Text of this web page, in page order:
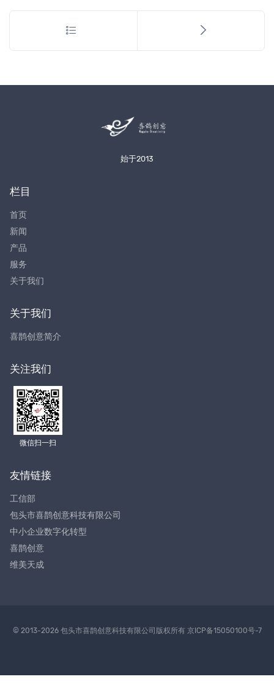
始于2013
栏目
首页
新闻
产品
服务
关于我们
关于我们
喜鹊创意简介
关注我们
微信扫一扫
友情链接
工信部
包头市喜鹊创意科技有限公司
中小企业数字化转型
喜鹊创意
维美天成
© 2013-2026 包头市喜鹊创意科技有限公司版权所有 京ICP备15050100号-7